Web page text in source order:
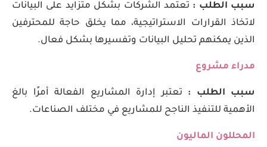
سبب الطلب : تعتمد الشركات بشكل متزايد على البيانات
لاتخاذ القرارات الاستراتيجية، مما يخلق حاجة للمحترفين
الذين يمكنهم تحليل البيانات وتفسيرها بشكل فعال.
مدراء مشروع
سبب الطلب : تعتبر إدارة المشاريع الفعالة أمرًا بالغ
الأهمية للتنفيذ الناجح للمشاريع في مختلف الصناعات.
المحللون الماليون